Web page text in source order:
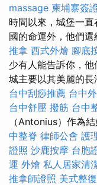
massage 柬埔寨簽
時間以來，城堡一
國的命運外，他們還
推拿 西式外燴 腳底
少有人能告訴你，
城主要以其美麗的長
台中刮痧推薦 台中
台中舒壓 撥筋 台中
（Antonius）作為
中整脊 律師公會 護
證照 沙鹿按摩 台胞
運 外燴 私人居家清
推拿師證照 美式整